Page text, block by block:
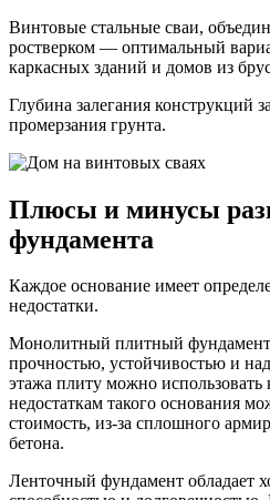
Винтовые стальные сваи,
ростверком — оптимальный
каркасных зданий и домов из
Глубина залегания конструкций
промерзания грунта.
Плюсы и минусы
фундамента
Каждое основание имеет
недостатки.
Монолитный плитный
прочностью, устойчивостью и
этажа плиту можно
недостаткам такого основания
стоимость, из-за сплошного
бетона.
Ленточный фундамент обладает